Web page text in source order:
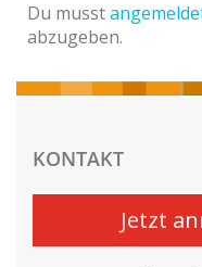
Du musst
abzugeben.
KONTAKT
Jetzt